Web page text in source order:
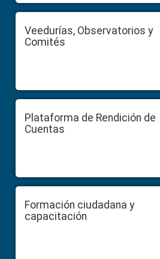
Veedurías, Observatorios y
Comités
Plataforma de Rendición de
Cuentas
Formación ciudadana y
capacitación